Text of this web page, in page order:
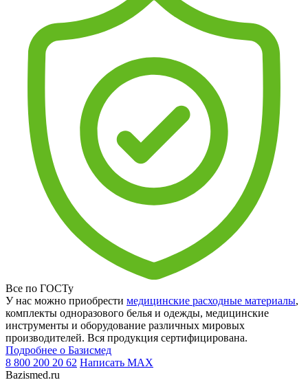
Все по ГОСТу
У нас можно приобрести медицинские расходные материалы,
комплекты одноразового белья и одежды, медицинские
инструменты и оборудование различных мировых
производителей. Вся продукция сертифицирована.
Подробнее о Базисмед
8 800 200 20 62 Написать MAX
Bazismed.ru